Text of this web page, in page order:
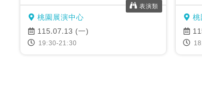
桃園展演中心
表演類
115.07.13 (一)
19:30-21:30
桃